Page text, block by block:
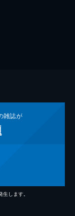
雑誌が
します。